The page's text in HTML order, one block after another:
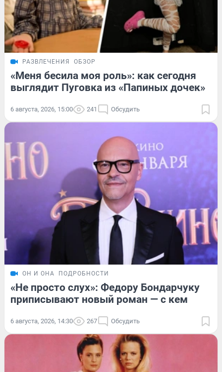
РАЗВЛЕЧЕНИЯ ОБЗОР
«Меня бесила моя роль»: как сегодня
выглядит Пуговка из «Папиных дочек»
6 августа, 2026, 15:00 241 Обсудить
ОН И ОНА ПОДРОБНОСТИ
«Не просто слух»: Федору Бондарчуку
приписывают новый роман — с кем
6 августа, 2026, 14:30 267 Обсудить